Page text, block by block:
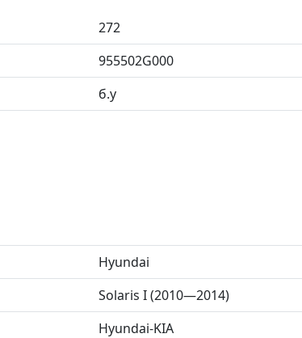
272
955502G000
б.у
Hyundai
Solaris I (2010—2014)
Hyundai-KIA